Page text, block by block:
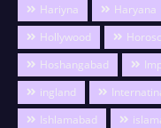
Hariyna
Haryana
Hollywood
Hoshangabad
ingland
Ishlamabad